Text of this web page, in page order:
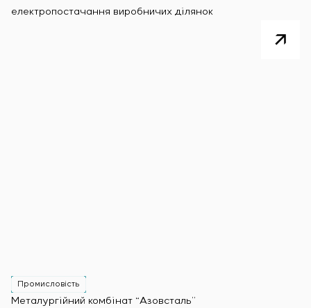
електропостачання виробничих ділянок
Промисловість
Металургійний комбінат “Азовсталь”